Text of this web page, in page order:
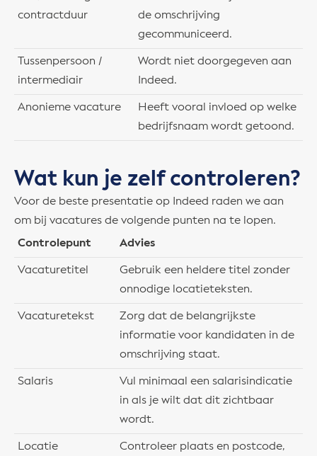
contractduur
de omschrijving
gecommuniceerd.
Tussenpersoon /
intermediair
Wordt niet doorgegeven aan
Indeed.
Anonieme vacature
Heeft vooral invloed op welke
bedrijfsnaam wordt getoond.
Wat kun je zelf controleren?
Voor de beste presentatie op Indeed raden we aan
om bij vacatures de volgende punten na te lopen.
Controlepunt
Advies
Vacaturetitel
Gebruik een heldere titel zonder
onnodige locatieteksten.
Vacaturetekst
Zorg dat de belangrijkste
informatie voor kandidaten in de
omschrijving staat.
Salaris
Vul minimaal een salarisindicatie
in als je wilt dat dit zichtbaar
wordt.
Locatie
Controleer plaats en postcode,